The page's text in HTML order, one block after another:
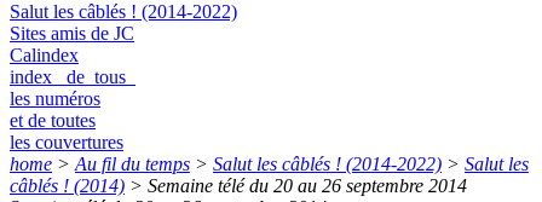
Salut les câblés ! (2014-2022)
Sites amis de JC
Calindex
index de tous
les numéros
et de toutes
les couvertures
home > Au fil du temps > Salut les câblés ! (2014-2022) > Salut les
câblés ! (2014) > Semaine télé du 20 au 26 septembre 2014